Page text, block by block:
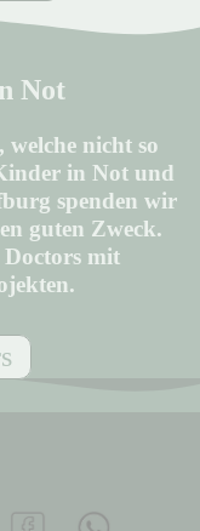
Not
nicht so
in Not und
spenden wir
guten Zweck.
Doctors mit